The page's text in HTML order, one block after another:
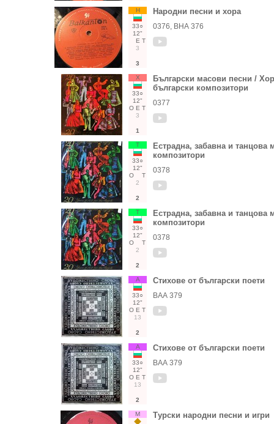
Н
33○
12"
Е Т
3
3
Народни песни и хора
0376, ВНА 376
Х
33○
12"
О Е Т
3
1
Български масови песни /
български композитори
0377
Т
33○
12"
О
Т
2
2
Естрадна, забавна и танцова
композитори
0378
Т
33○
12"
О
Т
2
2
Естрадна, забавна и танцова
композитори
0378
А
33○
12"
О Е Т
13
2
Стихове от български поети
ВАА 379
А
33○
12"
О Е Т
13
2
Стихове от български поети
ВАА 379
М Турски народни песни и игри